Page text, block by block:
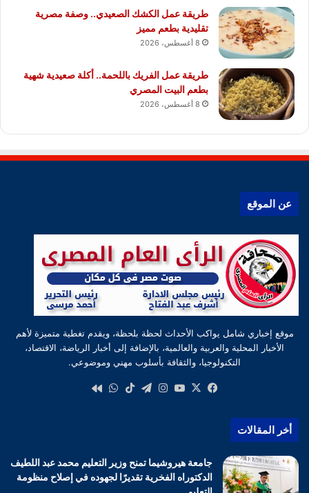
طريقة عمل الكشك الصعيدي.. وصفة مصرية
تقليدية بطعم مميز
8 أغسطس، 2026
طريقة عمل الفريك باللحمة.. أكلة صعيدية شهية
بطعم البيت المصري
8 أغسطس، 2026
عن الموقع
موقع إخباري شامل يواكب الأحداث لحظة بلحظة، ويقدم تغطية متميزة لأهم
الأخبار المحلية والعربية والعالمية، بالإضافة إلى أخبار الرياضة، الاقتصاد،
التكنولوجيا، والثقافة بأسلوب مهني وموضوعي.
فيسبوك
‫X
‫YouTube
انستقرام
تيلقرام‫TikTokواتساب
أخر المقالات
جامعة هيروشيما تمنح وزير التعليم محمد عبد اللطيف
الدكتوراه الفخرية تقديرًا لجهوده في إصلاح منظومة